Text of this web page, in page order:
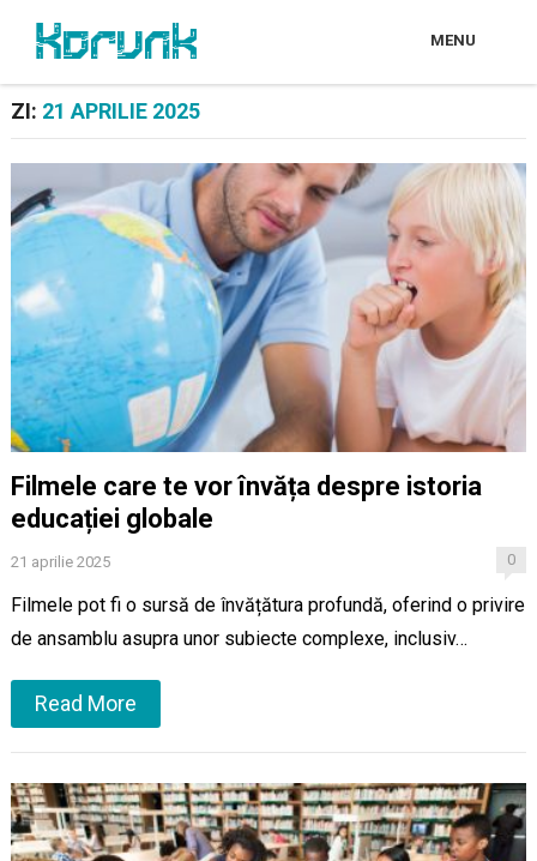
MENU
ZI: 21 APRILIE 2025
Filmele care te vor învăța despre istoria
educației globale
21 aprilie 2025 0
Filmele pot fi o sursă de învățătura profundă, oferind o privire
de ansamblu asupra unor subiecte complexe, inclusiv…
Read More